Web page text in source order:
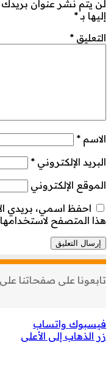
لن يتم نشر عنوان بريدك
إليها بـ*
التعليق *
الاسم *
البريد الإلكتروني *
الموقع الإلكتروني
احفظ اسمي، بريدي
هذا المتصفح
تابعونا على صفحاتنا
فيسبوك واتساب
زر الذهاب إلى الأعلى